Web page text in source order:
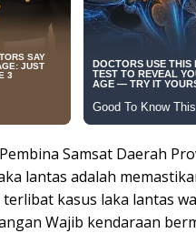
Samsat Daerah
lantas adalah
kasus laka lantas
Wajib kendaraan